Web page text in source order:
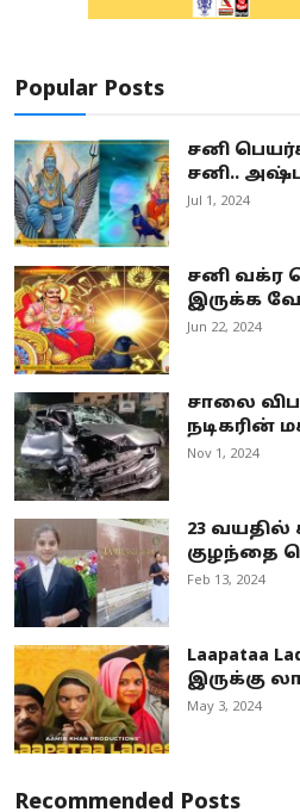
Popular Posts
சனி
சனி..
Jul 1, 2024
சனி வக்ர
இருக்க
Jun 22, 2024
சாலை
நடிகரின்
Nov 1, 2024
23 வயதில்
குழந்தை
Feb 13, 2024
Laapataa
இருக்கு
May 3, 2024
Recommended Posts